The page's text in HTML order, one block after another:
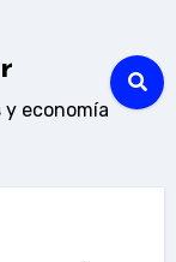
economía